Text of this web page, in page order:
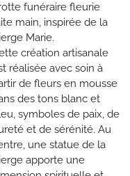
funéraire fleurie
main, inspirée de la
Marie.
création artisanale
réalisée avec soin à
de fleurs en mousse
des tons blanc et
symboles de paix, de
et de sérénité. Au
une statue de la
apporte une